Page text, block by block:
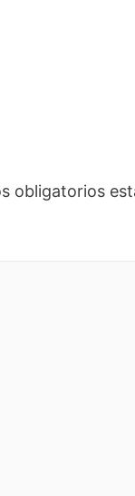
obligatorios